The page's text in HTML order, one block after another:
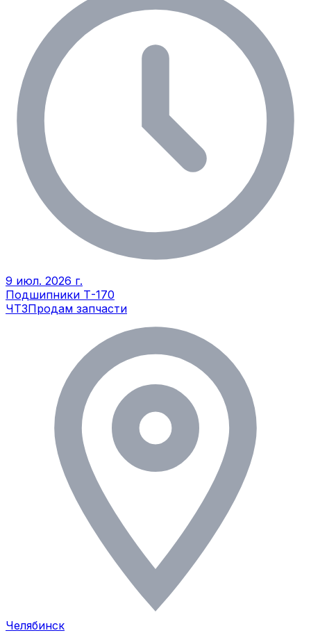
9 июл. 2026 г.
Подшипники Т-170
ЧТЗПродам запчасти
Челябинск